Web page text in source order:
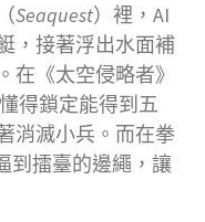
Seaquest）裡，AI
，接著浮出水面補
在《太空侵略者》
得鎖定能得到五
消滅小兵。而在拳
到擂臺的邊繩，讓